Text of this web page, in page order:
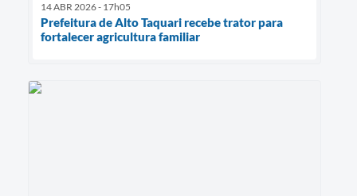
14 ABR 2026 - 17h05
Prefeitura de Alto Taquari recebe trator para
fortalecer agricultura familiar